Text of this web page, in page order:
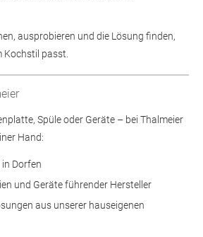
ausprobieren und die Lösung finden,
Kochstil passt.
Spüle oder Geräte – bei Thalmeier
Hand:
Dorfen
und Geräte führender Hersteller
aus unserer hauseigenen